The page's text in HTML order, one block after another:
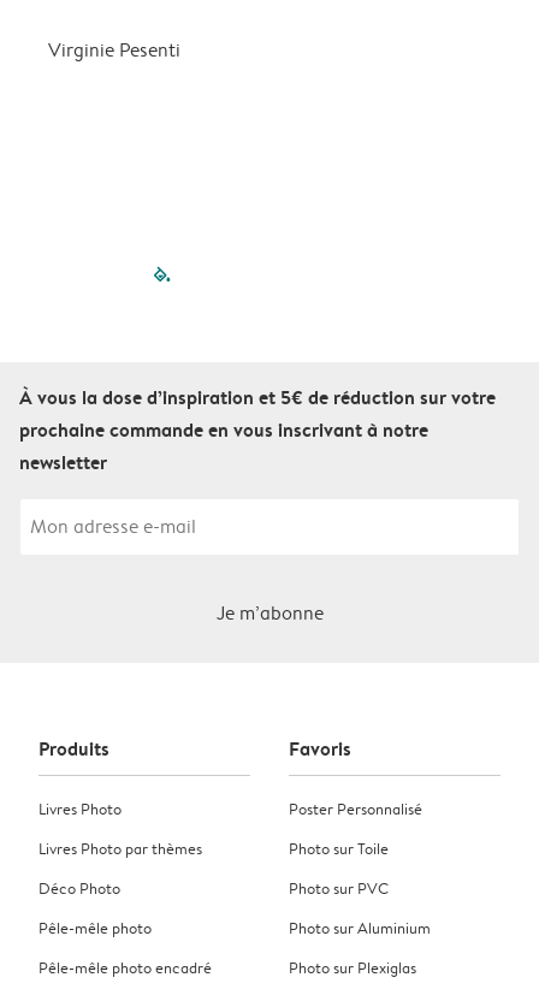
Virginie Pesenti
filled-pagination
À vous la dose d’inspiration et 5€ de réduction sur votre
prochaine commande en vous inscrivant à notre
newsletter
Je m’abonne
Produits
Livres Photo
Livres Photo par thèmes
Déco Photo
Pêle-mêle photo
Pêle-mêle photo encadré
Favoris
Poster Personnalisé
Photo sur Toile
Photo sur PVC
Photo sur Aluminium
Photo sur Plexiglas